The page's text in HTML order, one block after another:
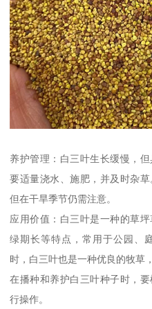
养护管理：白三叶生长缓慢，
要适量浇水、施肥，并及时杂
但在干旱季节仍需注意。
应用价值：白三叶是一种的草
绿期长等特点，常用于公园、
时，白三叶也是一种优良的牧草
在播种和养护白三叶种子时，
行操作。